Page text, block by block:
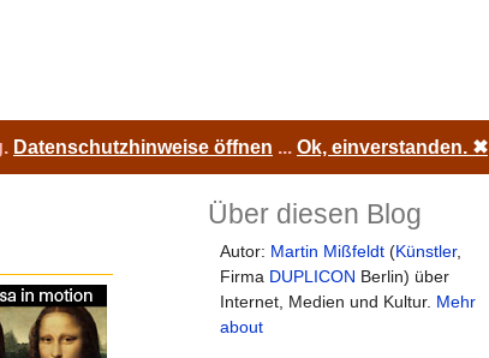
Datenschutzhinweise öffnen ... Ok, einverstanden. ✖
Über diesen Blog
Autor: Martin Mißfeldt(Künstler,
Firma DUPLICON Berlin) über
Internet, Medien und Kultur. Mehr
about